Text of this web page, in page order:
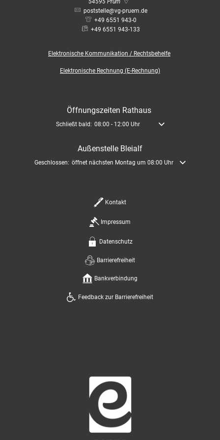
Bauleitplanung /
Jugend
Senioren
Schreibtisch in Prüm
Museum
54595 Prüm
poststelle@vg-pruem.de
+49 6551 943-0
+49 6551 943-133
Elektronische Kommunikation / Rechtsbehelfe
Elektronische Rechnung (E-Rechnung)
Öffnungszeiten Rathaus
Klicken, um weitere Öffnungs- oder Schließzeiten
Schließt bald: 08:00 - 12:00 Uhr Von 08:00 bis 12:00 Uhr
Außenstelle Bleialf
Klicken, um weitere Öffnungs- oder Schließzeiten auszublenden
Geschlossen: öffnet nächsten Montag um 08:00 Uhr
Kontakt
Impressum
Datenschutz
Barrierefreiheit
Bankverbindung
Feedback zur Barrierefreiheit